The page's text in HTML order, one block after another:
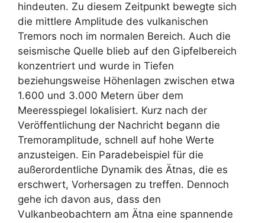
hindeuten. Zu diesem Zeitpunkt bewegte sich
die mittlere Amplitude des vulkanischen
Tremors noch im normalen Bereich. Auch die
seismische Quelle blieb auf den Gipfelbereich
konzentriert und wurde in Tiefen
beziehungsweise Höhenlagen zwischen etwa
1.600 und 3.000 Metern über dem
Meeresspiegel lokalisiert. Kurz nach der
Veröffentlichung der Nachricht begann die
Tremoramplitude, schnell auf hohe Werte
anzusteigen. Ein Paradebeispiel für die
außerordentliche Dynamik des Ätnas, die es
erschwert, Vorhersagen zu treffen. Dennoch
gehe ich davon aus, dass den
Vulkanbeobachtern am Ätna eine spannende